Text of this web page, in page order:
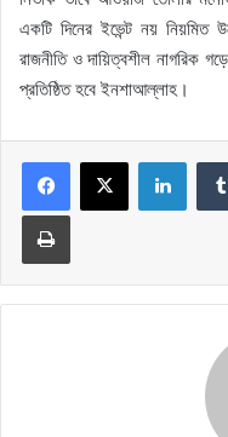
একটি দিনের ইভেন্ট নয়
রাজনীতি ও দায়িত্বশীল নাগরিক
প্রতিষ্ঠিত হবে ইনশাআল্লাহ।
Print